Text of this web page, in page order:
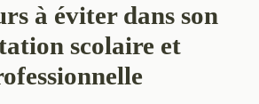
à éviter dans son
scolaire et